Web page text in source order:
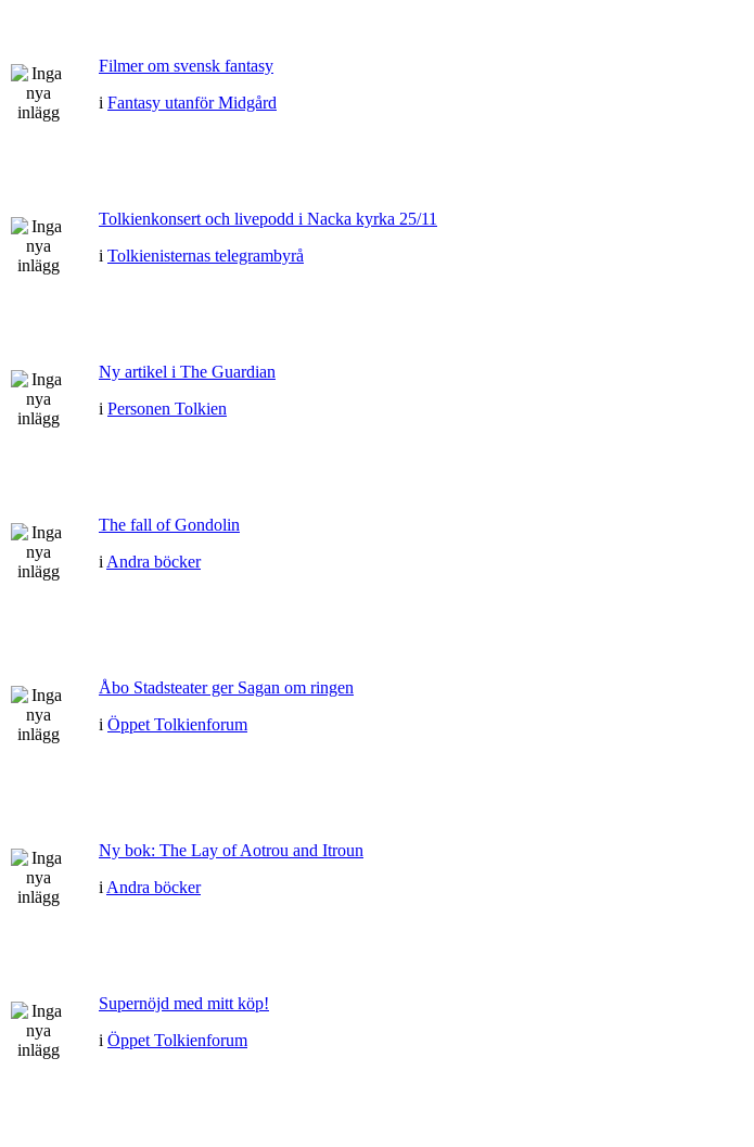
Filmer om svensk fantasy
i Fantasy utanför Midgård
Tolkienkonsert och livepodd i Nacka kyrka 25/11
i Tolkienisternas telegrambyrå
Ny artikel i The Guardian
i Personen Tolkien
The fall of Gondolin
i Andra böcker
Åbo Stadsteater ger Sagan om ringen
i Öppet Tolkienforum
Ny bok: The Lay of Aotrou and Itroun
i Andra böcker
Supernöjd med mitt köp!
i Öppet Tolkienforum